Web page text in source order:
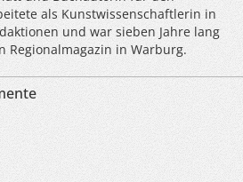
als Kunstwissenschaftlerin in
und war sieben Jahre lang
Regionalmagazin in Warburg.